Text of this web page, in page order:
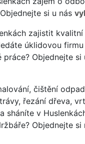
si u nás
zajistit
úklidovou
Objednejte si
čištění
řezání dřeva,
sháníte v
Objednejte si